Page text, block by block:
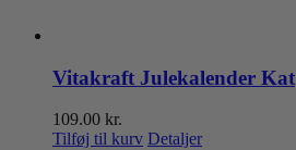
Vitakraft Julekalender Kat
109.00 kr.
Tilføj til kurv Detaljer